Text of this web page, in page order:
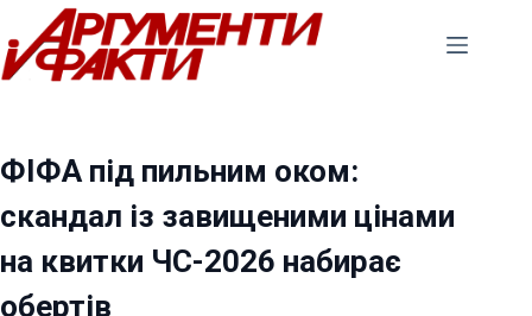
Перейти
до
вмісту
ФІФА під пильним оком:
скандал із завищеними цінами
на квитки ЧС-2026 набирає
обертів